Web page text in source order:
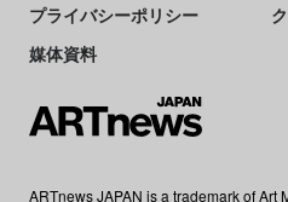
プライバシーポリシー
媒体資料
ARTnews JAPAN is a trademark of Art